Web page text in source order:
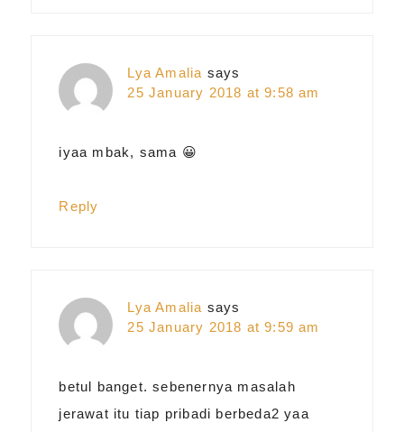
Lya Amalia says
25 January 2018 at 9:58 am
iyaa mbak, sama 😀
Reply
Lya Amalia says
25 January 2018 at 9:59 am
betul banget. sebenernya masalah
jerawat itu tiap pribadi berbeda2 yaa